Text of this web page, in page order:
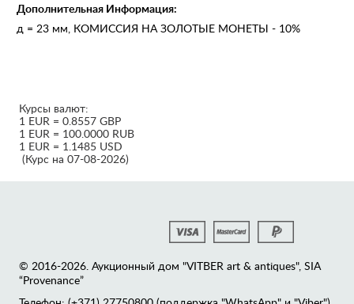
Дополнительная Информация:
д = 23 мм, КОМИССИЯ НА ЗОЛОТЫЕ МОНЕТЫ - 10%
Курсы валют:
1 EUR = 0.8557 GBP
1 EUR = 100.0000 RUB
1 EUR = 1.1485 USD
(Курс на 07-08-2026)
© 2016-2026. Аукционный дом "VITBER art & antiques", SIA
“Provenance”